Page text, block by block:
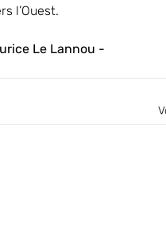
l’Ouest.
Le Lannou -